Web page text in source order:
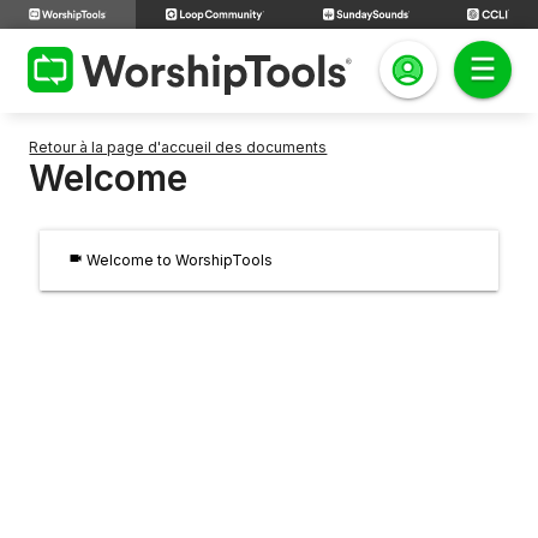
Retour à la page d'accueil des documents
Welcome
videocam Welcome to WorshipTools